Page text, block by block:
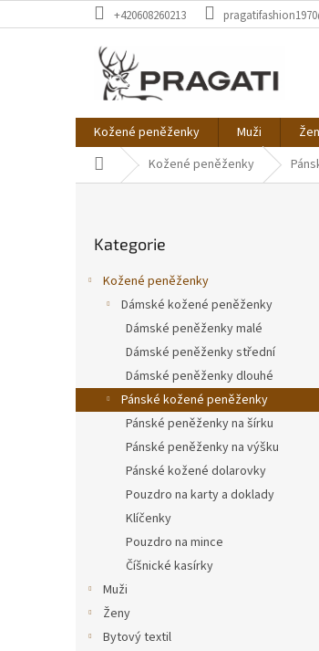
na
+420608260213
Kožené peněženky Muži
Domů Kožené peněženky
a
n
kategorie
Kategorie
Kožené peněženky
Dámské kožené peněženky
Dámské peněženky malé
Dámské peněženky střední
Dámské peněženky dlouhé
Pánské kožené peněženky
Pánské peněženky na šírku
Pánské peněženky na výšku
Pánské kožené dolarovky
Pouzdro na karty a doklady
Klíčenky
Pouzdro na mince
Číšnické kasírky
Muži
Ženy
Bytový textil